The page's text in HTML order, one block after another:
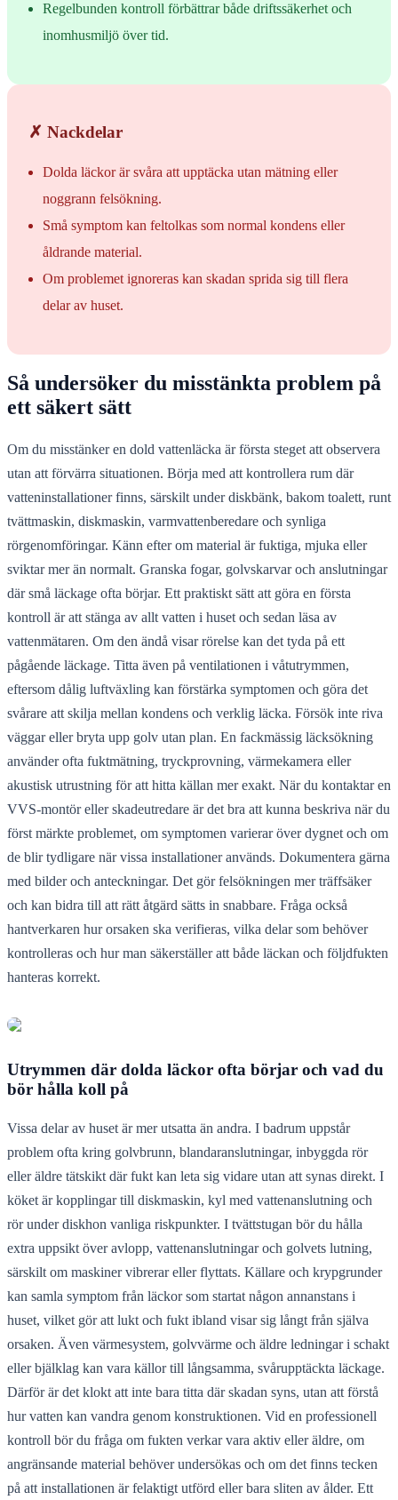
Regelbunden kontroll förbättrar både driftssäkerhet och
inomhusmiljö över tid.
✗ Nackdelar
Dolda läckor är svåra att upptäcka utan mätning eller
noggrann felsökning.
Små symptom kan feltolkas som normal kondens eller
åldrande material.
Om problemet ignoreras kan skadan sprida sig till flera
delar av huset.
Så undersöker du misstänkta problem på
ett säkert sätt
Om du misstänker en dold vattenläcka är första steget att observera
utan att förvärra situationen. Börja med att kontrollera rum där
vatteninstallationer finns, särskilt under diskbänk, bakom toalett, runt
tvättmaskin, diskmaskin, varmvattenberedare och synliga
rörgenomföringar. Känn efter om material är fuktiga, mjuka eller
sviktar mer än normalt. Granska fogar, golvskarvar och anslutningar
där små läckage ofta börjar. Ett praktiskt sätt att göra en första
kontroll är att stänga av allt vatten i huset och sedan läsa av
vattenmätaren. Om den ändå visar rörelse kan det tyda på ett
pågående läckage. Titta även på ventilationen i våtutrymmen,
eftersom dålig luftväxling kan förstärka symptomen och göra det
svårare att skilja mellan kondens och verklig läcka. Försök inte riva
väggar eller bryta upp golv utan plan. En fackmässig läcksökning
använder ofta fuktmätning, tryckprovning, värmekamera eller
akustisk utrustning för att hitta källan mer exakt. När du kontaktar en
VVS-montör eller skadeutredare är det bra att kunna beskriva när du
först märkte problemet, om symptomen varierar över dygnet och om
de blir tydligare när vissa installationer används. Dokumentera gärna
med bilder och anteckningar. Det gör felsökningen mer träffsäker
och kan bidra till att rätt åtgärd sätts in snabbare. Fråga också
hantverkaren hur orsaken ska verifieras, vilka delar som behöver
kontrolleras och hur man säkerställer att både läckan och följdfukten
hanteras korrekt.
Utrymmen där dolda läckor ofta börjar och vad du
bör hålla koll på
Vissa delar av huset är mer utsatta än andra. I badrum uppstår
problem ofta kring golvbrunn, blandaranslutningar, inbyggda rör
eller äldre tätskikt där fukt kan leta sig vidare utan att synas direkt. I
köket är kopplingar till diskmaskin, kyl med vattenanslutning och
rör under diskhon vanliga riskpunkter. I tvättstugan bör du hålla
extra uppsikt över avlopp, vattenanslutningar och golvets lutning,
särskilt om maskiner vibrerar eller flyttats. Källare och krypgrunder
kan samla symptom från läckor som startat någon annanstans i
huset, vilket gör att lukt och fukt ibland visar sig långt från själva
orsaken. Även värmesystem, golvvärme och äldre ledningar i schakt
eller bjälklag kan vara källor till långsamma, svårupptäckta läckage.
Därför är det klokt att inte bara titta där skadan syns, utan att förstå
hur vatten kan vandra genom konstruktionen. Vid en professionell
kontroll bör du fråga om fukten verkar vara aktiv eller äldre, om
angränsande material behöver undersökas och om det finns tecken
på att installationen är felaktigt utförd eller bara sliten av ålder. Ett